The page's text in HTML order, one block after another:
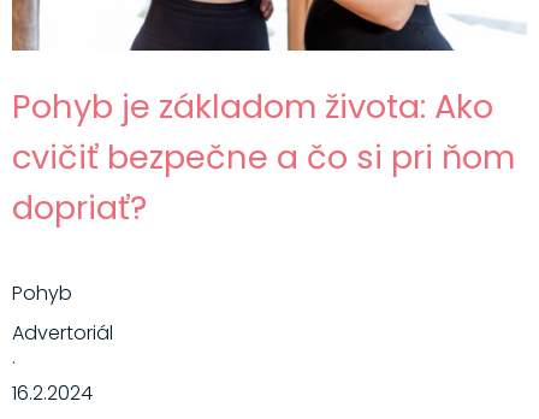
Pohyb je základom života: Ako
cvičiť bezpečne a čo si pri ňom
dopriať?
Pohyb
Advertoriál
·
16.2.2024